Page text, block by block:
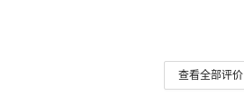
查看全部评价